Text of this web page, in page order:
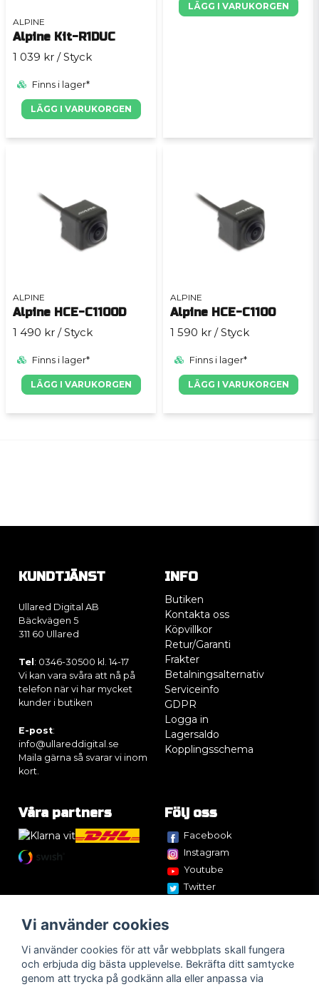
ALPINE
Alpine Kit-R1DUC
1 039 kr / Styck
Finns i lager*
LÄGG I VARUKORGEN
LÄGG I VARUKORGEN
ALPINE
Alpine HCE-C1100D
1 490 kr / Styck
Finns i lager*
LÄGG I VARUKORGEN
ALPINE
Alpine HCE-C1100
1 590 kr / Styck
Finns i lager*
LÄGG I VARUKORGEN
KUNDTJÄNST
Ullared Digital AB
Bäckvägen 5
311 60 Ullared
Tel : 0346-30500 kl. 14-17
Vi kan vara svåra att nå på
telefon när vi har mycket
kunder i butiken
E-post:
info@ullareddigital.se
Maila gärna så svarar vi inom
kort.
INFO
Butiken
Kontakta oss
Köpvillkor
Retur/Garanti
Frakter
Betalningsalternativ
Serviceinfo
GDPR
Logga in
Lagersaldo
Kopplingsschema
Våra partners Följ oss
Facebook
Instagram
Youtube
Twitter
Vi använder cookies
Vi använder cookies för att vår webbplats skall fungera
och erbjuda dig bästa upplevelse. Bekräfta ditt samtycke
genom att trycka på godkänn alla eller anpassa via